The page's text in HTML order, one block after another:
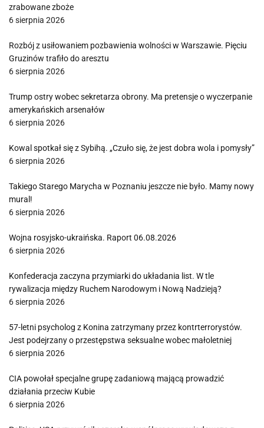
zrabowane zboże
6 sierpnia 2026
Rozbój z usiłowaniem pozbawienia wolności w Warszawie. Pięciu
Gruzinów trafiło do aresztu
6 sierpnia 2026
Trump ostry wobec sekretarza obrony. Ma pretensje o wyczerpanie
amerykańskich arsenałów
6 sierpnia 2026
Kowal spotkał się z Sybihą. „Czuło się, że jest dobra wola i pomysły”
6 sierpnia 2026
Takiego Starego Marycha w Poznaniu jeszcze nie było. Mamy nowy
mural!
6 sierpnia 2026
Wojna rosyjsko-ukraińska. Raport 06.08.2026
6 sierpnia 2026
Konfederacja zaczyna przymiarki do układania list. W tle
rywalizacja między Ruchem Narodowym i Nową Nadzieją?
6 sierpnia 2026
57-letni psycholog z Konina zatrzymany przez kontrterrorystów.
Jest podejrzany o przestępstwa seksualne wobec małoletniej
6 sierpnia 2026
CIA powołał specjalne grupę zadaniową mającą prowadzić
działania przeciw Kubie
6 sierpnia 2026